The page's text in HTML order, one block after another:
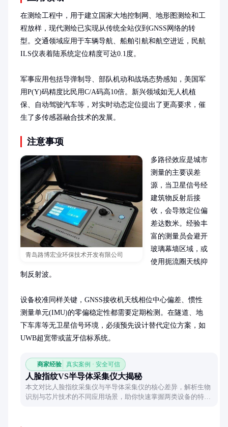
在测绘工程中，用于建立国家大地控制网、地形图测绘和工
程放样，现代测绘已实现从传统全站仪到GNSS网络的转
型。交通领域应用于车辆导航、船舶引航和航空进近，民航
ILS仪表着陆系统定位精度可达0.1度。
军事应用包括导弹制导、部队机动和战场态势感知，美国军
用P(Y)码精度比民用C/A码高10倍。新兴领域如无人机植
保、自动驾驶汽车等，对实时动态定位提出了更高要求，催
生了多传感器融合技术的发展。
注意事项
青岛路博宏业环保技术开发有限公司
多路径效应是城市
测量的主要误差
源，当卫星信号经
建筑物反射后接
收，会导致定位偏
差达数米。经验丰
富的测量员会避开
玻璃幕墙区域，或
使用扼流圈天线抑
制反射波。
设备校准同样关键，GNSS接收机天线相位中心偏差、惯性
测量单元(IMU)的零偏稳定性都需要定期检测。在隧道、地
下车库等无卫星信号环境，必须预先设计替代定位方案，如
UWB超宽带或蓝牙信标系统。
商家经验 真实案例 · 安全可信
人脸指纹VS半导体采集仪大揭秘
本文对比人脸指纹采集仪与半导体采集仪的核心差异，解析生物
识别与芯片技术的不同应用场景，助你快速掌握两类设备的特性